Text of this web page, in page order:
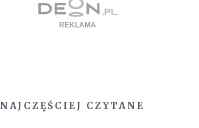
NAJCZĘŚCIEJ CZYTANE